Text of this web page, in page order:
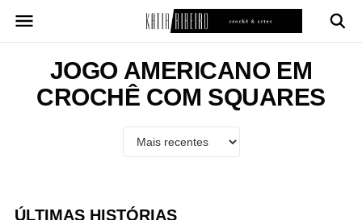
para
JOGO AMERICANO EM
CROCHÊ COM SQUARES
ÚLTIMAS HISTÓRIAS